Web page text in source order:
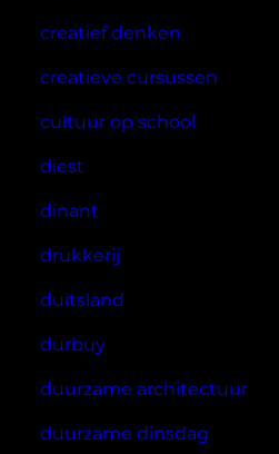
creatief denken
creatieve cursussen
cultuur op school
diest
dinant
drukkerij
duitsland
durbuy
duurzame architectuur
duurzame dinsdag